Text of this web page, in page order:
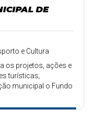
DE
e Cultura
os projetos, ações e
turísticas;
municipal o Fundo
da Secretaria